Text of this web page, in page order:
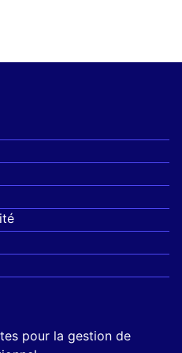
pour la gestion de